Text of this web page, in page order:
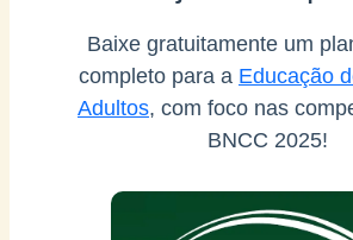
Baixe gratuitamente um
completo para a Educação
Adultos, com foco nas
BNCC 2025!